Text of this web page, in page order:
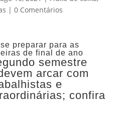
| 0 Comentários
preparar para as
de final de ano
semestre
arcar com
e
confira